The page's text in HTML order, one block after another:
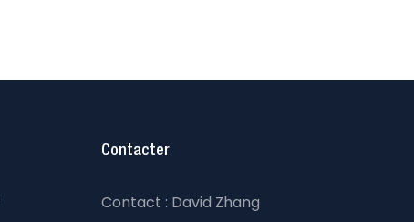
Contacter
Contact : David Zhang